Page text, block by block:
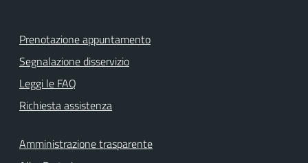
Prenotazione appuntamento
Segnalazione disservizio
Leggi le FAQ
Richiesta assistenza
Amministrazione trasparente